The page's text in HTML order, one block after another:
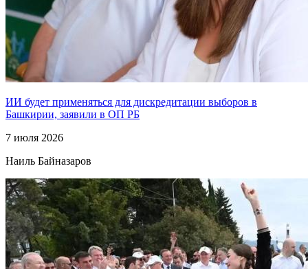
ИИ будет применяться для дискредитации выборов в
Башкирии, заявили в ОП РБ
7 июля 2026
Наиль Байназаров